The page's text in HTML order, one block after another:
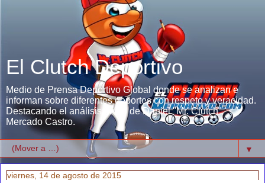
El Clutch Deportivo
Medio de Prensa Deportivo Global donde se analizan e
informan sobre diferentes deportes con respeto y veracidad.
Destacando el análisis único de Daniel "Mr. Clutch"
Mercado Castro.
▼
viernes, 14 de agosto de 2015